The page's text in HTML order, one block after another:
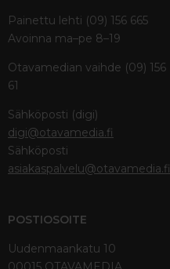
Painettu lehti (09) 156 665
Avoinna ma–pe 8–19
Otavamedian vaihde (09) 156
61
Sähköposti (digi)
digi@otavamedia.fi
Sähköposti
asiakaspalvelu@otavamedia.fi
POSTIOSOITE
Uudenmaankatu 10